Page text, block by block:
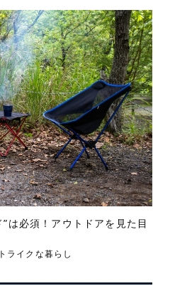
は必須！アウトドアを見た目
ライクな暮らし